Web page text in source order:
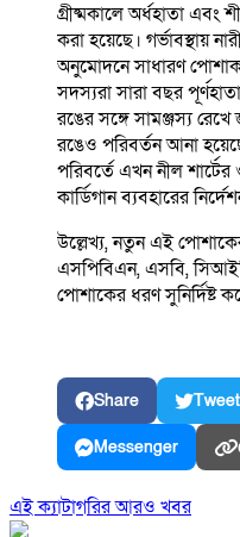
গ্রীষ্মকালে অর্ধহাতা এবং
করা হয়েছে। গর্ভাবস্থায়
অনুমোদনে সাধারণ পোশাক
সদস্যরা সারা বছর
রঙের সঙ্গে সামঞ্জস্য
রঙেও পরিবর্তন আনা
পরিবর্তে এখন নীল
কার্ডিগান ব্যবহারের
উল্লেখ্য, নতুন এই
এসপিবিএন, এসবি,
পোশাকের ধরণ সুনির্দিষ্ট
Share Tweet
Messenger
এই ক্যাটাগরির আরও খবর